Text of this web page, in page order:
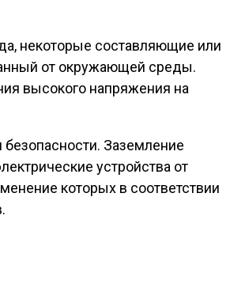
некоторые составляющие или
от окружающей среды.
высокого напряжения на
Заземление
устройства от
которых в соответствии